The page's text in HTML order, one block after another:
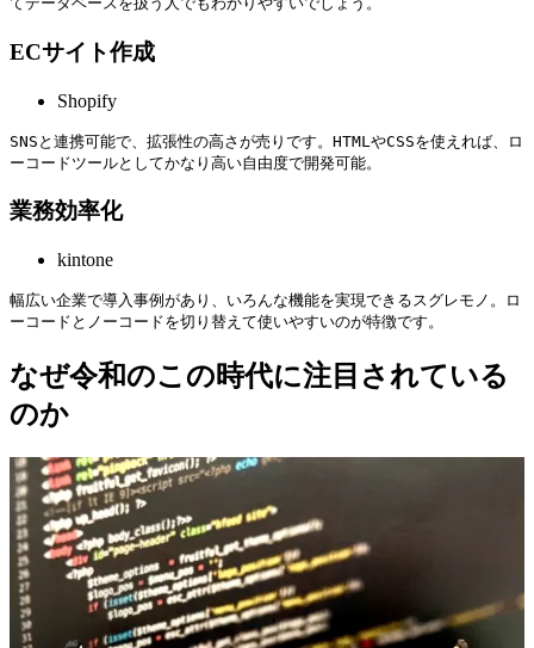
ECサイト作成
Shopify
SNSと連携可能で、拡張性の高さが売りです。HTMLやCSSを使えれば、ロ
ーコードツールとしてかなり高い自由度で開発可能。
業務効率化
kintone
幅広い企業で導入事例があり、いろんな機能を実現できるスグレモノ。ロ
ーコードとノーコードを切り替えて使いやすいのが特徴です。
なぜ令和のこの時代に注目されている
のか